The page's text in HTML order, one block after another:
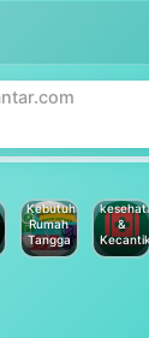
Kebutuhan
Rumah
Tangga
&